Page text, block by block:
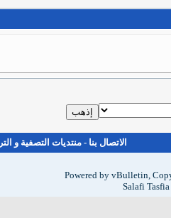
الاتصال بنا - منتديات التصفية و
Powered by vBulletin,
Salafi